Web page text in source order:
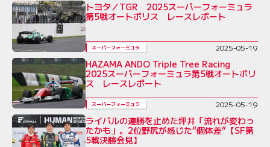
トヨタ／TGR 2025スーパーフォーミュラ
第5戦オートポリス レースレポート
スーパーフォーミュラ 2025-05-19
HAZAMA ANDO Triple Tree Racing
2025スーパーフォーミュラ第5戦オートポリ
ス レースレポート
スーパーフォーミュラ 2025-05-19
ライバルの連勝を止めた坪井「流れが変わっ
たかも」。2位野尻が感じた“個体差”【SF第
5戦決勝会見】